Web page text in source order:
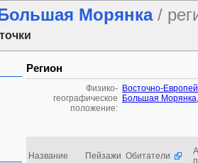
Морянка/
Регион
Физико-
географическое
положение:
Восточно-
Большая Морянка
Название Пейзажи Обитатели